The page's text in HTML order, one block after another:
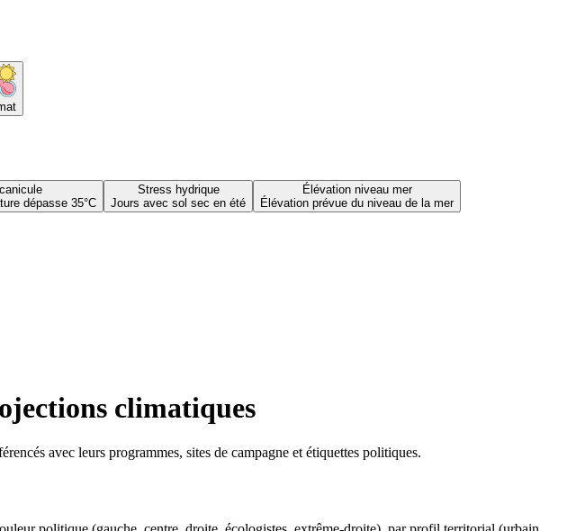
dépasse 35°C
Stress hydrique
Jours avec sol sec en été
Élévation niveau mer
Élévation prévue du niveau de la mer
climatiques
avec leurs programmes, sites de campagne et étiquettes politiques.